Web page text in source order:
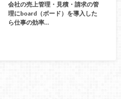
会社の売上管理・見積・請求の管
理にboard（ボード）を導入した
ら仕事の効率…